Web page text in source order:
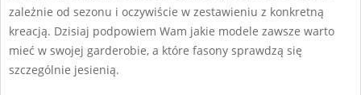
zależnie od sezonu i oczywiście w zestawieniu z konkretną
kreacją. Dzisiaj podpowiem Wam jakie modele zawsze warto
mieć w swojej garderobie, a które fasony sprawdzą się
szczególnie jesienią.